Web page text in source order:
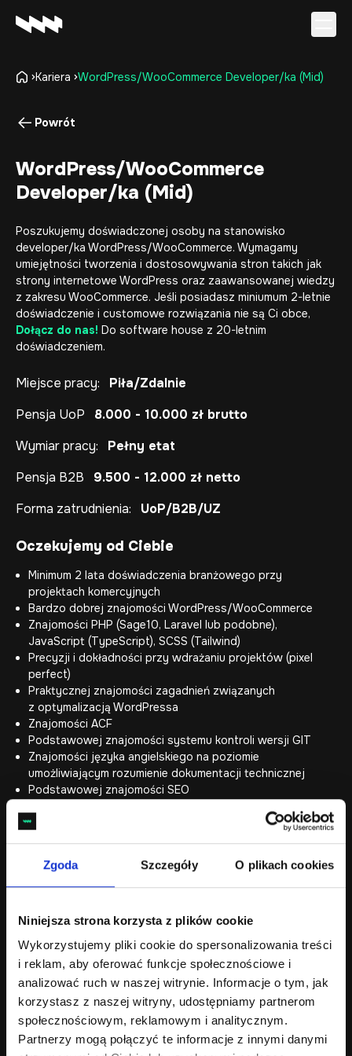
Zgoda Szczegóły O plikach cookies
Niniejsza strona korzysta z plików cookie
Wykorzystujemy pliki cookie do spersonalizowania treści
i reklam, aby oferować funkcje społecznościowe i
analizować ruch w naszej witrynie. Informacje o tym, jak
korzystasz z naszej witryny, udostępniamy partnerom
społecznościowym, reklamowym i analitycznym.
Partnerzy mogą połączyć te informacje z innymi danymi
Realizacje
Baza wiedzy
Kontakt
Kariera WordPress/WooCommerce Developer/ka (Mid)
Powrót
WordPress/WooCommerce
Developer/ka (Mid)
Poszukujemy doświadczonej osoby na stanowisko
developer/ka WordPress/WooCommerce. Wymagamy
umiejętności tworzenia i dostosowywania stron takich jak
strony internetowe WordPress oraz zaawansowanej wiedzy
z zakresu WooCommerce. Jeśli posiadasz miniumum 2-letnie
doświadczenie i customowe rozwiązania nie są Ci obce,
Dołącz do nas! Do software house z 20-letnim
doświadczeniem.
Miejsce pracy:
Piła/Zdalnie
Pensja UoP
8.000 - 10.000 zł brutto
Wymiar pracy:
Pełny etat
Pensja B2B
9.500 - 12.000 zł netto
Forma zatrudnienia:
UoP/B2B/UZ
Oczekujemy od Ciebie
Minimum 2 lata doświadczenia branżowego przy
projektach komercyjnych
Bardzo dobrej znajomości WordPress/WooCommerce
Znajomości PHP (Sage10, Laravel lub podobne),
JavaScript (TypeScript), SCSS (Tailwind)
Precyzji i dokładności przy wdrażaniu projektów (pixel
perfect)
Praktycznej znajomości zagadnień związanych
z optymalizacją WordPressa
Znajomości ACF
Podstawowej znajomości systemu kontroli wersji GIT
Znajomości języka angielskiego na poziomie
umożliwiającym rozumienie dokumentacji technicznej
Podstawowej znajomości SEO
Mile widziane
Znajomość jednego z frameworków frontendowych
Znajomość Linux/Docker
Współpracując z nami masz pewność, że
Stabilną pracę w firmie o ugruntowanej pozycji na rynku
Elastyczność w formie zatrudnienia UoP/B2B/Umowa
Wynagrodzenie adekwatne do umiejętności